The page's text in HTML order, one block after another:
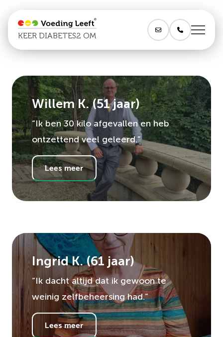
KEER DIABETES2 OM
Willem K. (51jaar)
“Ik ben 30 kilo afgevallen en heb
ontzettend veel geleerd.”
Lees meer
Ingrid K. (61 jaar)
“Ik dacht altijd dat ik gewoon te
weinig zelfbeheersing had.”
Lees meer